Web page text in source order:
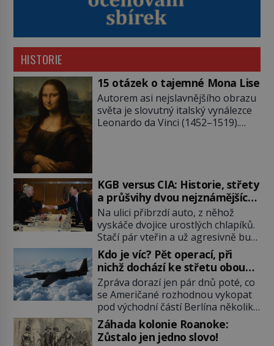
HISTORIE
15 otázek o tajemné Mona Lise
Autorem asi nejslavnějšího obrazu
světa je slovutný italský vynálezce
Leonardo da Vinci (1452–1519).
pověsil Napoleon? Samotný císař
Napoleon Bonaparte (1769–1821)
má pro malbu slabost, a tak si ji
ještě jako první konzul přemístí do
své ložnice v Tuilerisjkém […]
KGB versus CIA: Historie, střety
a průšvihy dvou nejznámějších
tajných služeb historie
Na ulici přibrzdí auto, z něhož
vyskáče dvojice urostlých chlapíků.
Stačí pár vteřin a už agresivně buší
na dveře. O další okamžik později
vlečou nebožáka do auta, a pak už
ho nikdy nikdo nespatří. Dostal se
totiž do rukou všemocné KGB. Jako
sourozenci, kteří si nemohou přijít
na jméno. Neustále se předhání v
plánování sabotáží, […]
Kdo je víc? Pět operací, při
nichž dochází ke střetu obou
tajných služeb
Zpráva dorazí jen pár dnů poté, co
se Američané rozhodnou vykopat
pod východní částí Berlína několik
stovek metrů dlouhý tunel. Sověti
na sobě nenechají nic znát a
Záhada kolonie Roanoke:
Zůstalo jen jedno slovo!